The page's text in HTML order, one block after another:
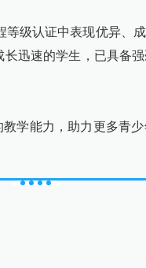
级认证中表现优异、
迅速的学生，已具备
学能力，助力更多青